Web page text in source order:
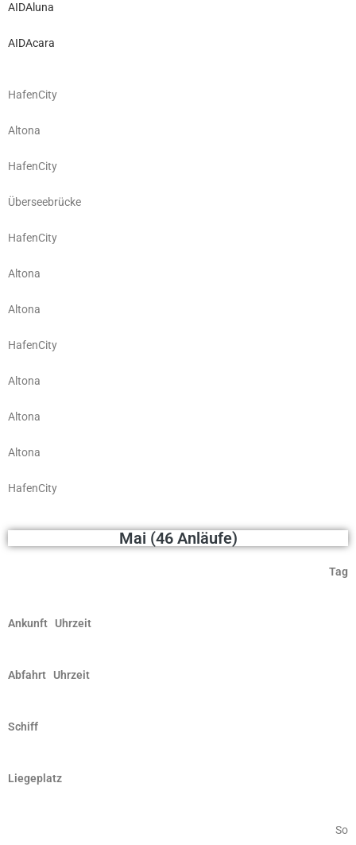
AIDAluna
AIDAcara
HafenCity
Altona
HafenCity
Überseebrücke
HafenCity
Altona
Altona
HafenCity
Altona
Altona
Altona
HafenCity
Mai (46 Anläufe)
Tag
Ankunft Uhrzeit
Abfahrt Uhrzeit
Schiff
Liegeplatz
So